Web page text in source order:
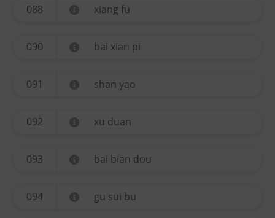
088 xiang fu
090 bai xian pi
091 shan yao
092 xu duan
093 bai bian dou
094 gu sui bu